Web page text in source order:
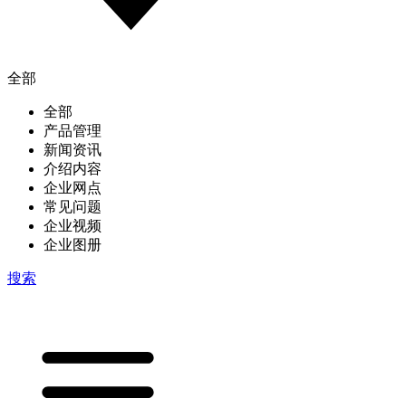
全部
全部
产品管理
新闻资讯
介绍内容
企业网点
常见问题
企业视频
企业图册
搜索